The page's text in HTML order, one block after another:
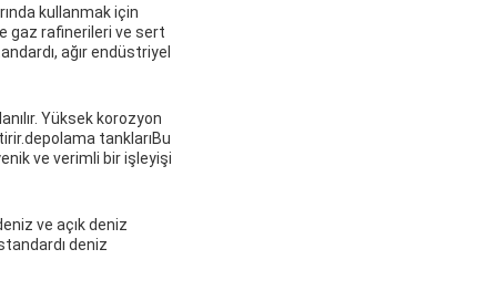
kullanmak için
gaz rafinerileri ve sert
ağır endüstriyel
Yüksek korozyon
tanklarıBu
ve verimli bir işleyişi
ve açık deniz
deniz